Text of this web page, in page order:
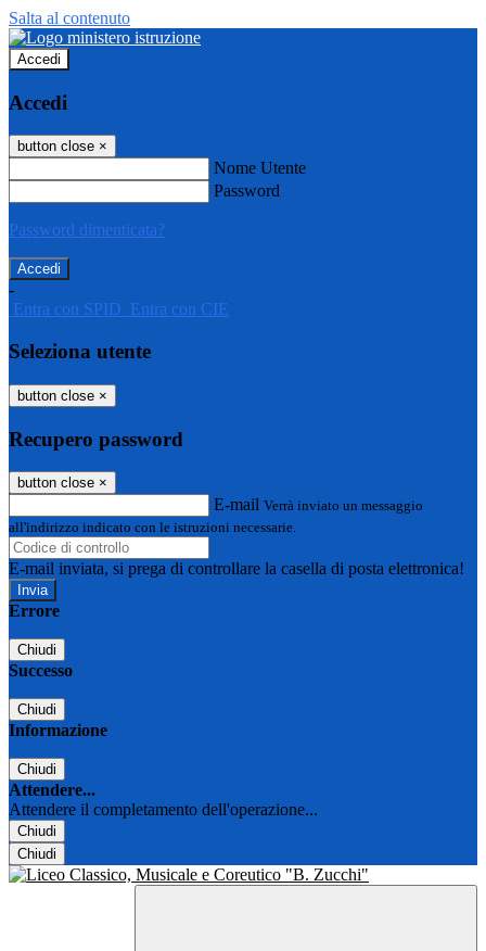
Salta al contenuto
Accedi
Accedi
button close ×
Nome Utente
Password
Password dimenticata?
-
Entra con SPID Entra con CIE
Seleziona utente
button close ×
Recupero password
button close ×
E-mail Verrà inviato un messaggio
all'indirizzo indicato con le istruzioni necessarie.
E-mail inviata, si prega di controllare la casella di posta elettronica!
Errore
Chiudi
Successo
Chiudi
Informazione
Chiudi
Attendere...
Attendere il completamento dell'operazione...
Chiudi
Chiudi